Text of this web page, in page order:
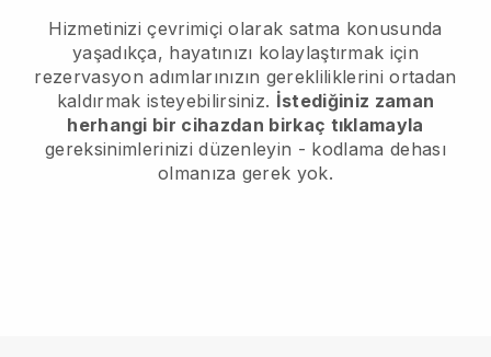
Hizmetinizi çevrimiçi olarak satma konusunda
yaşadıkça, hayatınızı kolaylaştırmak için
rezervasyon adımlarınızın gerekliliklerini ortadan
kaldırmak isteyebilirsiniz. İstediğiniz zaman
herhangi bir cihazdan birkaç tıklamayla
gereksinimlerinizi düzenleyin - kodlama dehası
olmanıza gerek yok.